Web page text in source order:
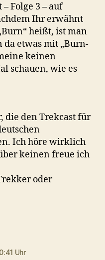
Folge 3 – auf
Ihr erwähnt
heißt, ist man
da etwas mit „Burn-
keinen
schauen, wie es
die den Trekcast für
Ich höre wirklich
keinen freue ich
oder
Uhr